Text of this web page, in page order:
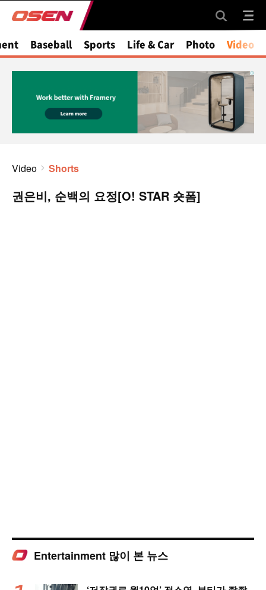
Baseball Sports Life & Car Photo Video
Video Shorts
권은비, 순백의 요정[O! STAR 숏폼]
Entertainment 많이 본 뉴스